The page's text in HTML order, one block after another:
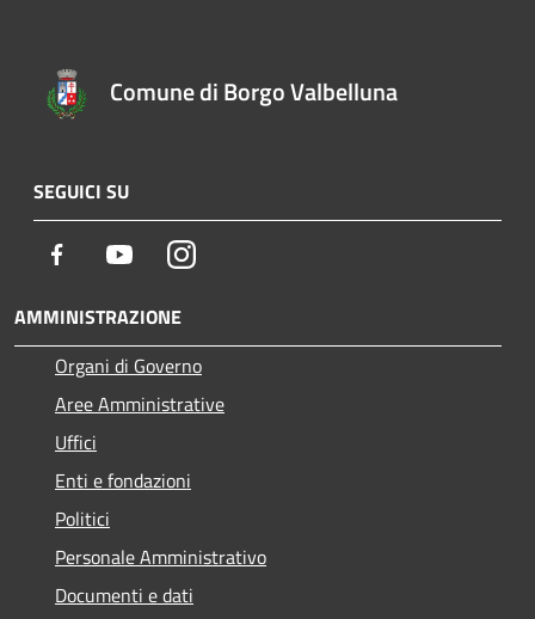
Comune di Borgo Valbelluna
SEGUICI SU
Facebook YoutubeInstagram
AMMINISTRAZIONE
Organi di Governo
Aree Amministrative
Uffici
Enti e fondazioni
Politici
Personale Amministrativo
Documenti e dati